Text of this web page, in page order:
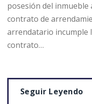
posesión del
contrato de
arrendatario incumple
contrato…
Seguir Leyendo